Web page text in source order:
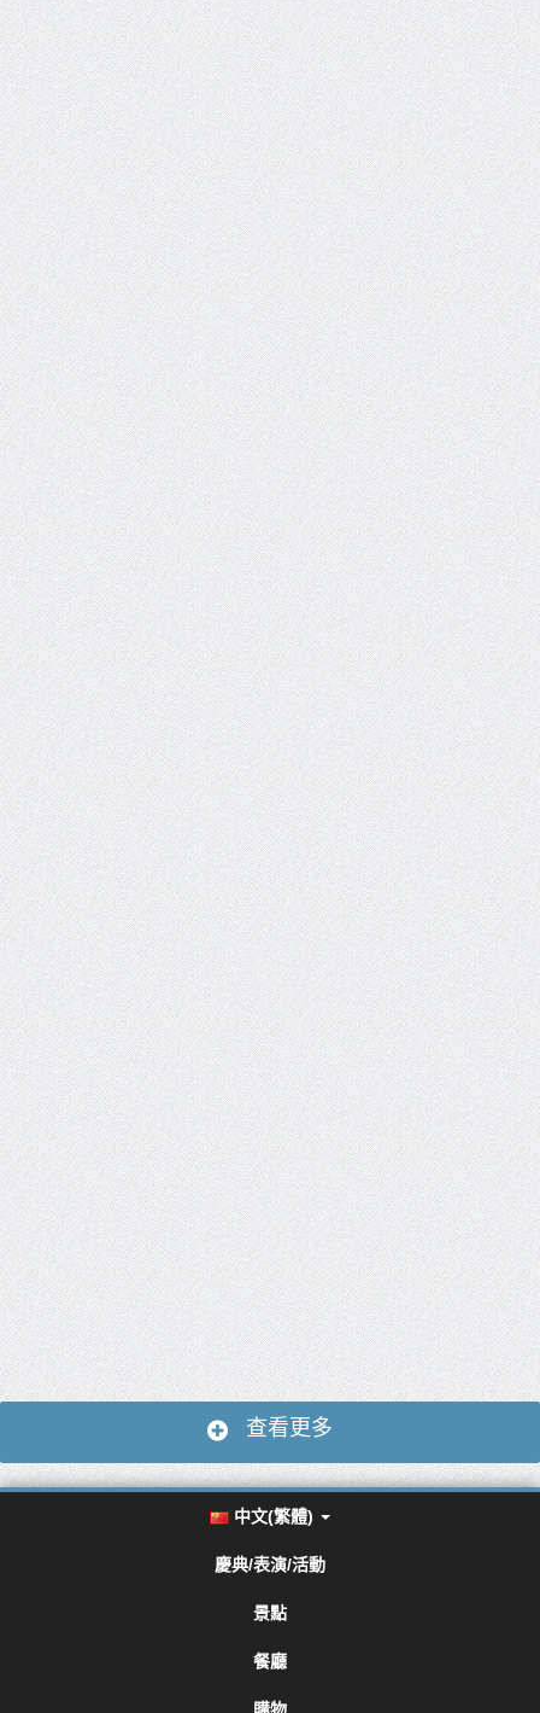
查看更多
中文(繁體)
慶典/表演/活動
景點
餐廳